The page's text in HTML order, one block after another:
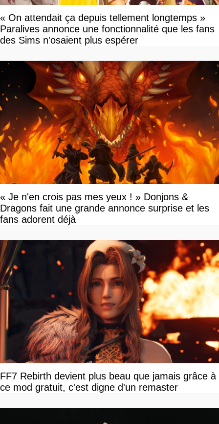
« On attendait ça depuis tellement longtemps »
Paralives annonce une fonctionnalité que les fans
des Sims n'osaient plus espérer
« Je n'en crois pas mes yeux ! » Donjons &
Dragons fait une grande annonce surprise et les
fans adorent déjà
FF7 Rebirth devient plus beau que jamais grâce à
ce mod gratuit, c'est digne d'un remaster